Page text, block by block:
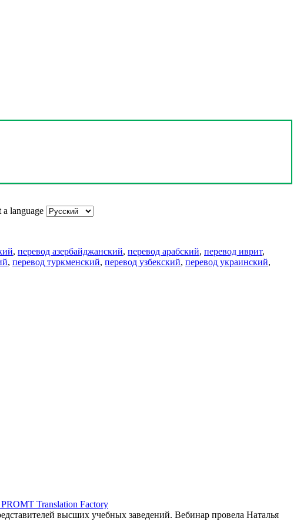
a language
, перевод азербайджанский, перевод арабский, перевод иврит,
, перевод туркменский, перевод узбекский, перевод украинский,
Translation Factory
высших учебных заведений. Вебинар провела Наталья